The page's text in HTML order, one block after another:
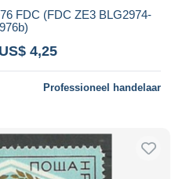
FDC (FDC ZE3 BLG2974-
4,25
Professioneel handelaar